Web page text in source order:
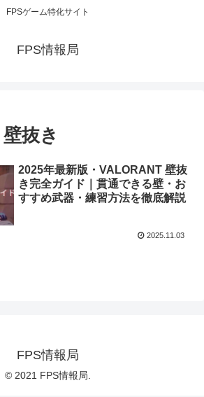
FPSゲーム特化サイト
FPS情報局
抜き
2025年最新版・VALORANT 壁抜
き完全ガイド｜貫通できる壁・お
すすめ武器・練習方法を徹底解説
2025.11.03
FPS情報局
© 2021 FPS情報局.